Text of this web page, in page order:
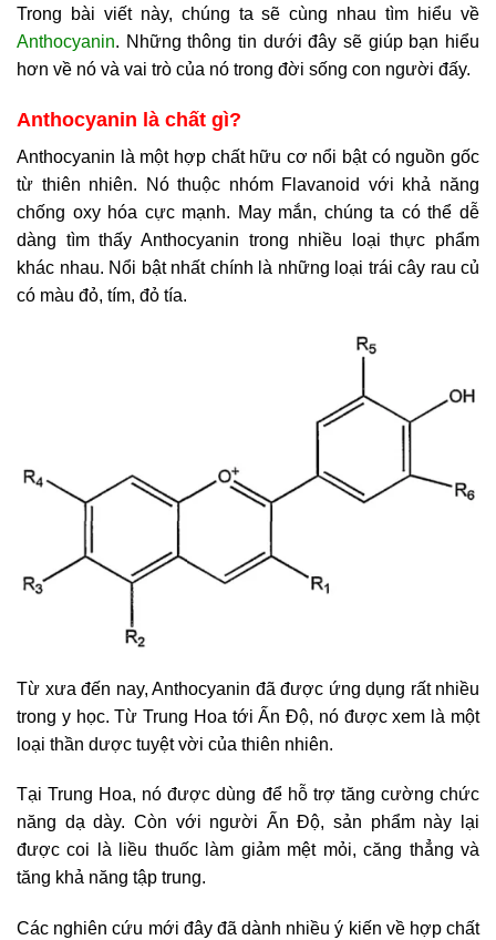
Trong bài viết này, chúng ta sẽ cùng nhau tìm hiểu về
Anthocyanin. Những thông tin dưới đây sẽ giúp bạn hiểu
hơn về nó và vai trò của nó trong đời sống con người đấy.
Anthocyanin là chất gì?
Anthocyanin là một hợp chất hữu cơ nổi bật có nguồn gốc
từ thiên nhiên. Nó thuộc nhóm Flavanoid với khả năng
chống oxy hóa cực mạnh. May mắn, chúng ta có thể dễ
dàng tìm thấy Anthocyanin trong nhiều loại thực phẩm
khác nhau. Nổi bật nhất chính là những loại trái cây rau củ
có màu đỏ, tím, đỏ tía.
Từ xưa đến nay, Anthocyanin đã được ứng dụng rất nhiều
trong y học. Từ Trung Hoa tới Ấn Độ, nó được xem là một
loại thần dược tuyệt vời của thiên nhiên.
Tại Trung Hoa, nó được dùng để hỗ trợ tăng cường chức
năng dạ dày. Còn với người Ấn Độ, sản phẩm này lại
được coi là liều thuốc làm giảm mệt mỏi, căng thẳng và
tăng khả năng tập trung.
Các nghiên cứu mới đây đã dành nhiều ý kiến về hợp chất